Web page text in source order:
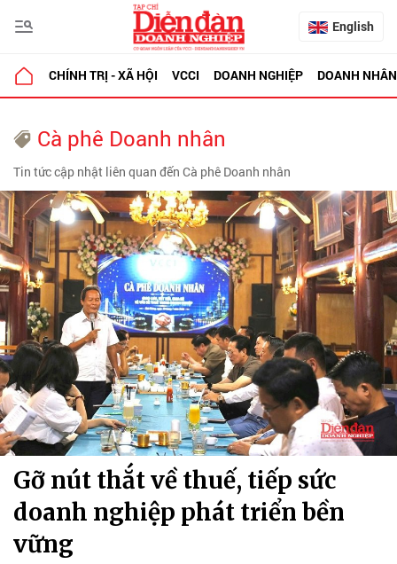
English
CHÍNH TRỊ - XÃ HỘI VCCI DOANH NGHIỆP DOANH NHÂN
Cà phê Doanh nhân
Tin tức cập nhật liên quan đến Cà phê Doanh nhân
Gỡ nút thắt về thuế, tiếp sức
doanh nghiệp phát triển bền
vững